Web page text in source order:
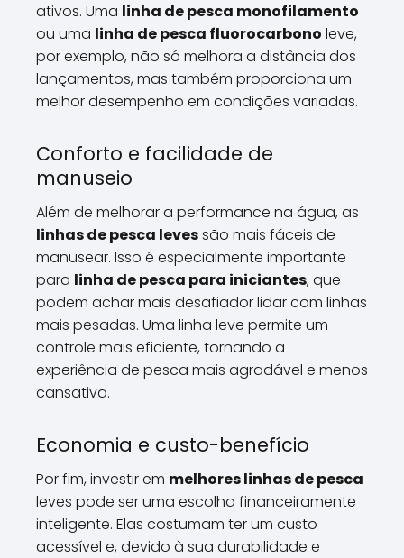
ativos. Uma linha de pesca monofilamento
ou uma linha de pesca fluorocarbono leve,
por exemplo, não só melhora a distância dos
lançamentos, mas também proporciona um
melhor desempenho em condições variadas.
Conforto e facilidade de
manuseio
Além de melhorar a performance na água, as
linhas de pesca levessão mais fáceis de
manusear. Isso é especialmente importante
para linha de pesca para iniciantes, que
podem achar mais desafiador lidar com linhas
mais pesadas. Uma linha leve permite um
controle mais eficiente, tornando a
experiência de pesca mais agradável e menos
cansativa.
Economia e custo-benefício
Por fim, investir em melhores linhas de pesca
leves pode ser uma escolha financeiramente
inteligente. Elas costumam ter um custo
acessível e, devido à sua durabilidade e